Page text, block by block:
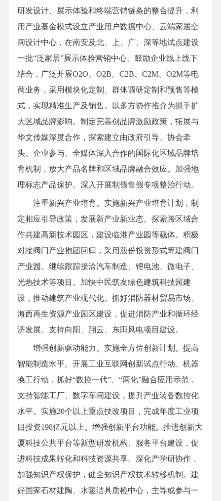
研发设计、展示体验和终端营销链条的整合提升，利
用产业基金模式设立产业用户数据中心、云端家居空
间设计中心，在南安及北、上、广、深等地试点建设
一批“泛家居”展示体验营销中心。鼓励企业线上线下
结合，广泛开展O2O、O2B、C2B、C2M、O2M等电
商业务，采用模块化定制、群体调研定制和预售等模
式，实现精准生产及销售。以多方协作推介为抓手扩
大区域品牌影响。制定完善创品牌激励政策，拓展与
华文传媒深度合作，探索建立由政府引导、协会牵
头、企业参与、全媒体深入合作的国际化区域品牌培
育机制，放大产品名牌和区域品牌融合效应。加强地
理标志产品保护。深入开展制假售假专项整治行动。
注重新兴产业培育。实施新兴产业培育计划，制
定相应引导政策，发展新产业新业态。探索跨区域合
作共建高新技术园区，建设临港产业园等载体。积极
对接阀门产业抱团回归，采用股份投资形式筹建阀门
产业园。继续跟踪接洽汽车制造、锂电池、微电子、
光热技术等项目。加快中民筑友绿色建筑科技园建
设，推动建筑产业现代化。抓好消防器材贸易市场、
海西再生资源产业园区建设，促进消防产业和循环经
济发展。支持向阳、翔云、东田风电项目建设。
增强创新驱动能力。实施全方位创新计划。提高
智能制造水平。开展工业互联网创新试点行动、机器
换工行动，抓好“数控一代”、“两化”融合应用示范，
支持智能工厂、数字车间建设，提升产业装备数控化
水平。实施20个以上重点技改项目，完成年度工业项
目投资198亿元以上。增强创新平台功能。推进创新大
厦科技公共平台等新型研发机构、服务平台建设，促
进科技成果转化和科技资源共享。深化产学研协作，
加强知识产权保护，健全知识产权技术转移机制。建
好国家石材建陶、水暖洁具质检中心，主导或参与一